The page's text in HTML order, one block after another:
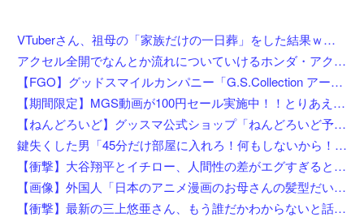
VTuberさん、祖母の「家族だけの一日葬」をした結果ｗｗｗｗｗｗｗ
アクセル全開でなんとか流れについていけるホンダ・アクティの動画が人気に。
【FGO】グッドスマイルカンパニー「G.S.Collection アーチャー/バーヴァン・シー 英霊祝装Ver.」【フィギュア化決定】
【期間限定】MGS動画が100円セール実施中！！とりあえず全部買うやろｗｗｗｗｗ
【ねんどろいど】グッスマ公式ショップ「ねんどろいど予約キャンペーン（2026年8月分）」【8月1日開始】
鍵失くした男「45分だけ部屋に入れろ！何もしないから！」→女子大生「無理です（警察呼びます）」→男「熱中症になれってか！使えないな！」完全に不審者で草ｗｗｗ
【衝撃】大谷翔平とイチロー、人間性の差がエグすぎると話題に←お前らコレ見てどう思う？？？？？？
【画像】外国人「日本のアニメ漫画のお母さんの髪型だいたいこれだよなwwwwwwwww」←コレは分かるw w w w w w w w
【衝撃】最新の三上悠亜さん、もう誰だかわからないと話題になってしまった画像がこちら